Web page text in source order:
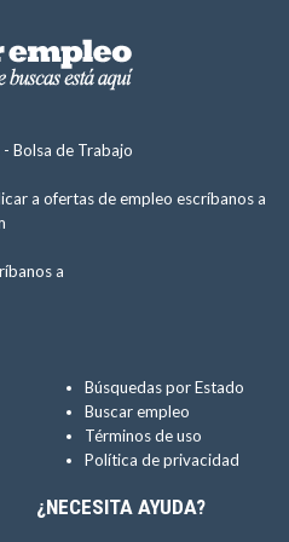
- Bolsa de Trabajo
a ofertas de empleo escríbanos a
a
Búsquedas por Estado
Buscar empleo
Términos de uso
Política de privacidad
¿NECESITA AYUDA?